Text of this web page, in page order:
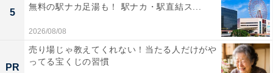
オーディオ専門家による評価基準として知られるVGPア
ワードで殿堂入りを果たしており、専門家・ユーザー双
方からの評価が高い点が最終的な購入の後押しになって
いるユーザーが多いです。
5
無料の駅ナカ足湯も！ 駅ナカ・駅直結ス...
2026/08/08
PR
売り場じゃ教えてくれない！当たる人だけがや
ってる宝くじの習慣